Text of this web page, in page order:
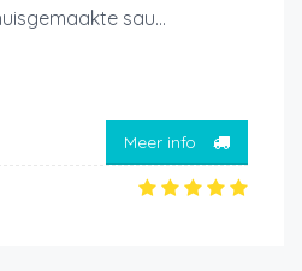
sau...
Meer info